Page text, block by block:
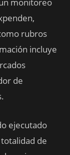
rubros
incluye
de
ejecutado
de